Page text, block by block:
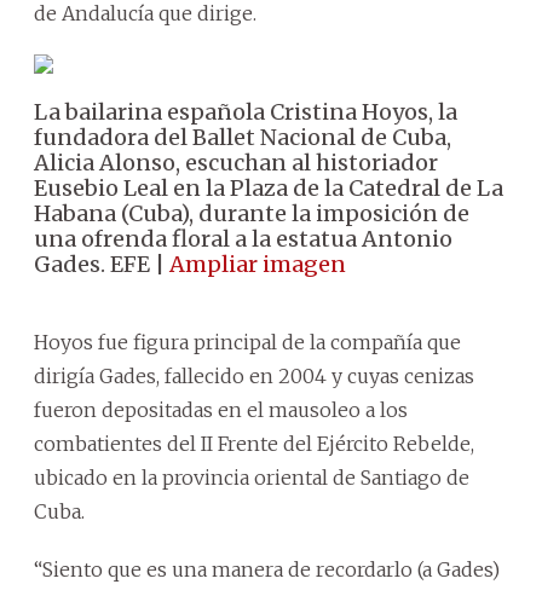
de Andalucía que dirige.
La bailarina española Cristina Hoyos, la
fundadora del Ballet Nacional de Cuba,
Alicia Alonso, escuchan al historiador
Eusebio Leal en la Plaza de la Catedral de La
Habana (Cuba), durante la imposición de
una ofrenda floral a la estatua Antonio
Gades. EFE |Ampliar imagen
Hoyos fue figura principal de la compañía que
dirigía Gades, fallecido en 2004 y cuyas cenizas
fueron depositadas en el mausoleo a los
combatientes del II Frente del Ejército Rebelde,
ubicado en la provincia oriental de Santiago de
Cuba.
“Siento que es una manera de recordarlo (a Gades)